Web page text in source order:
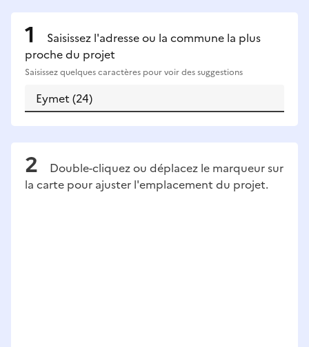
Saisissez l'adresse ou la commune la plus
proche du projet
Saisissez quelques caractères pour voir des suggestions
Double-cliquez ou déplacez le marqueur sur
la carte pour ajuster l'emplacement du projet.